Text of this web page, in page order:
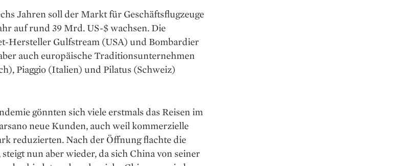
Jahren soll der Markt für Geschäftsflugzeuge
auf rund 39 Mrd. US-$ wachsen. Die
Hersteller Gulfstream (USA) und Bombardier
auch europäische Tradi­tionsunternehmen
Piaggio (Italien) und Pilatus (Schweiz)
gönnten sich viele erstmals das Reisen im
neue Kunden, auch weil kommerzielle
reduzierten. Nach der Öffnung flachte die
steigt nun aber wieder, da sich China von seiner